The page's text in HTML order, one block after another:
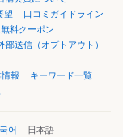
望
口コミガイドライン
料クーポン
部送信（オプトアウト）
報
キーワード一覧
어 日本語